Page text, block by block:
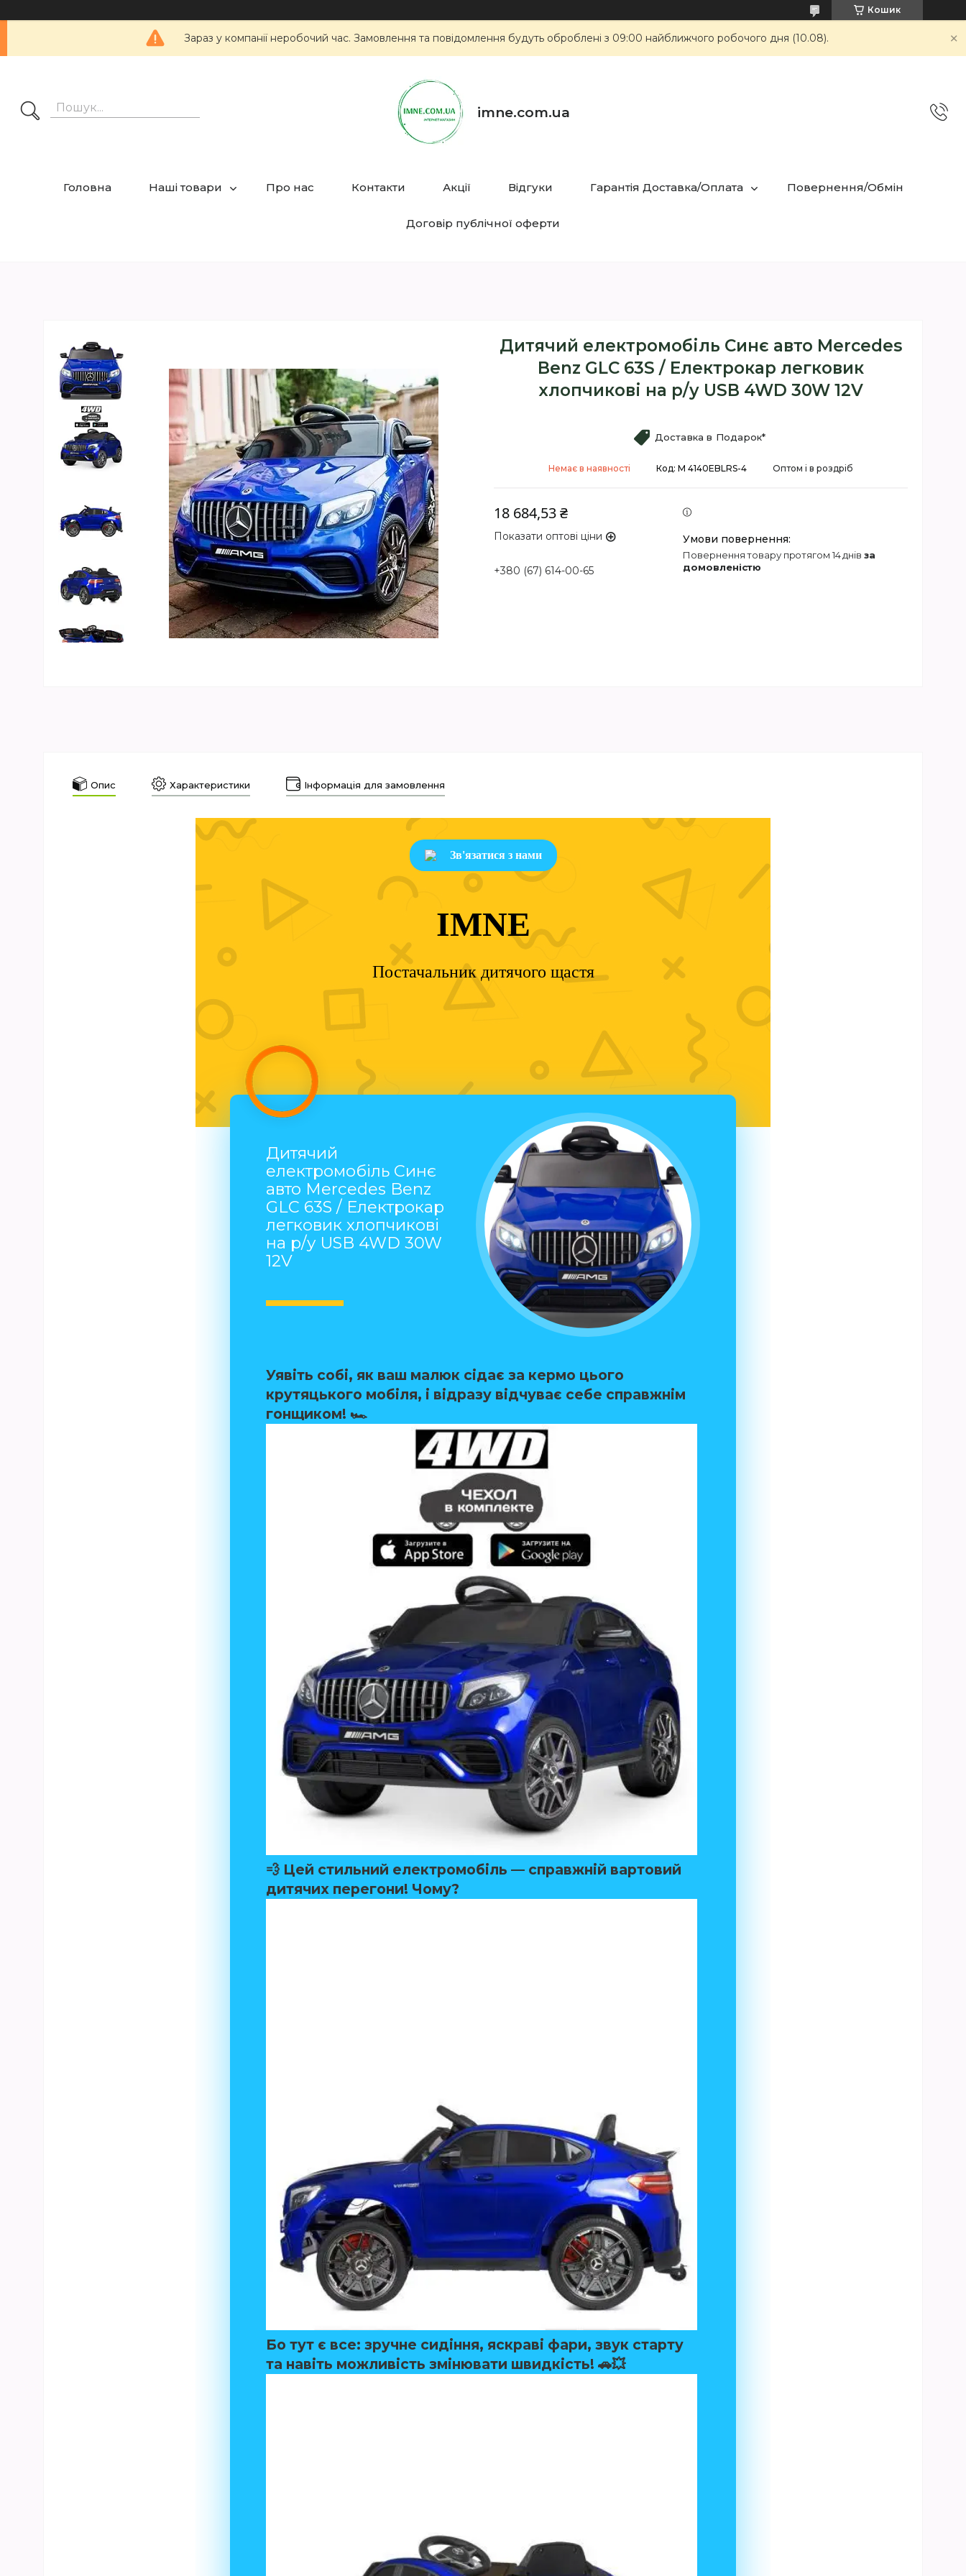
Кошик
Зараз у компанії неробочий час. Замовлення та повідомлення будуть оброблені з 09:00 найближчого робочого дня (10.08).
imne.com.ua
Головна Наші товари Про нас Контакти Акції Відгуки Гарантія Доставка/Оплата Повернення/Обмін
Договір публічної оферти
Дитячий електромобіль Синє авто Mercedes
Benz GLC 63S / Електрокар легковик
хлопчикові на р/у USB 4WD 30W 12V
Доставка в Подарок*
Немає в наявності Оптом і в роздріб
Код: M 4140EBLRS-4
18 684,53 ₴
Показати оптові ціни
+380 (67) 614-00-65
повернення товару протягом 14 днів за
домовленістю
Опис Характеристики Інформація для замовлення
Зв'язатися з нами
IMNE
Постачальник дитячого щастя
Дитячий
електромобіль Синє
авто Mercedes Benz
GLC 63S / Електрокар
легковик хлопчикові
на р/у USB 4WD 30W
12V
Уявіть собі, як ваш малюк сідає за кермо цього
крутяцького мобіля, і відразу відчуває себе справжнім
гонщиком! 🏎️
💨 Цей стильний електромобіль — справжній вартовий
дитячих перегони! Чому?
Бо тут є все: зручне сидіння, яскраві фари, звук старту
та навіть можливість змінювати швидкість! 🚗💥